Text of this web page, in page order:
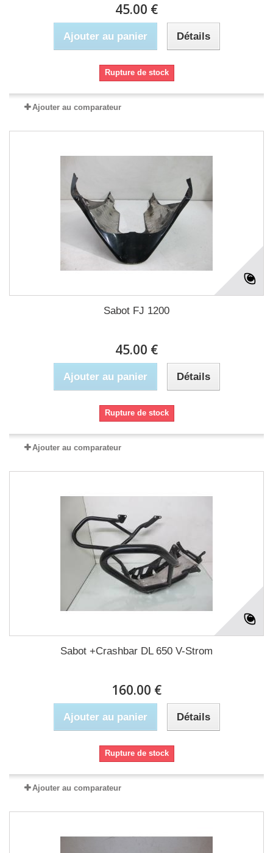
45.00 €
Ajouter au panier Détails
Rupture de stock
Ajouter au comparateur
Sabot FJ 1200
45.00 €
Ajouter au panier Détails
Rupture de stock
Ajouter au comparateur
Sabot +Crashbar DL 650 V-Strom
160.00 €
Ajouter au panier Détails
Rupture de stock
Ajouter au comparateur